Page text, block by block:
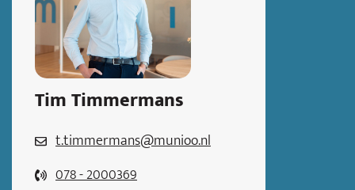
Tim Timmermans
t.timmermans@munioo.nl
078 - 2000369